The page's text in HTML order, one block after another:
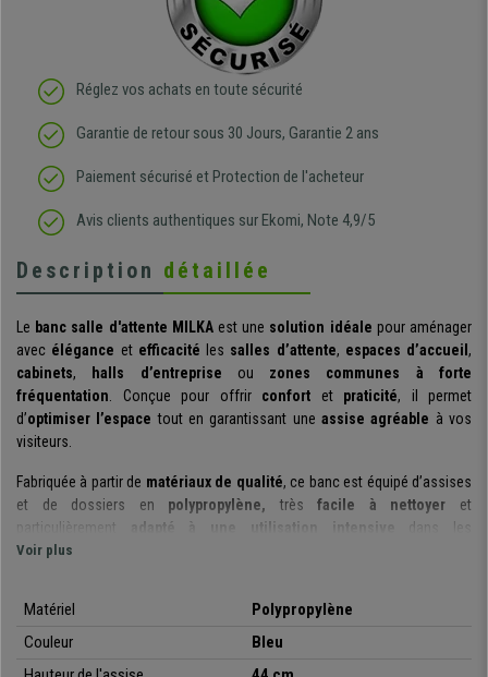
Réglez vos achats en toute sécurité
Garantie de retour sous 30 Jours, Garantie 2 ans
Paiement sécurisé et Protection de l'acheteur
Avis clients authentiques sur Ekomi, Note 4,9/5
Description détaillée
Le banc salle d'attente MILKAest une solution idéale pour aménager
avec élégance et efficacité les salles d’attente, espaces d’accueil ,
cabinets, halls d’entreprise ou zones communes à forte
fréquentation. Conçue pour offrir confort et praticité, il permet
d’optimiser l’espace tout en garantissant uneassise agréable à vos
visiteurs.
Fabriquée à partir de matériaux de qualité, ce banc est équipé d’assises
et de dossiers en polypropylène, trèsfacile à nettoyer et
particulièrement
adapté à une utilisation intensive
dans les
environnements professionnels. Sa
résistance optimale
à l’usure, même dans les espaces recevant un
grand nombre de visiteurs
Voir plus
Matériel
Polypropylène
Couleur
Bleu